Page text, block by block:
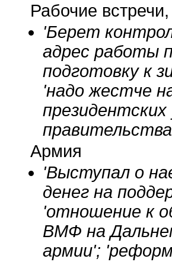
Рабочие
'Берет
адрес работы
подготовку к
'надо жестче
Армия
'Выступал о
денег на
'отношение к
ВМФ на
армии';